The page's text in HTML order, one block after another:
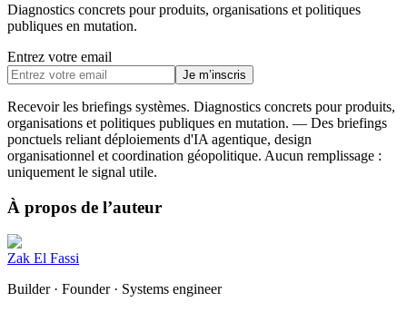
Diagnostics concrets pour produits, organisations et politiques
publiques en mutation.
Entrez votre email
Je m’inscris
Recevoir les briefings systèmes. Diagnostics concrets pour produits,
organisations et politiques publiques en mutation. — Des briefings
ponctuels reliant déploiements d'IA agentique, design
organisationnel et coordination géopolitique. Aucun remplissage :
uniquement le signal utile.
À propos de l’auteur
Zak El Fassi
Builder · Founder · Systems engineer